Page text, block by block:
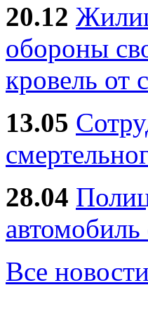
20.12
обороны
кровель от
13.05
28.04
Все